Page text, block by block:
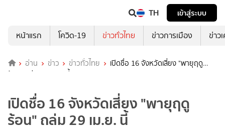
TH
เข้าสู่ระบบ
หน้าแรก
โควิด-19 ข่าวทั่วไทย ข่าวการเมือง ข่าว
อ่าน ข่าว ข่าวทั่วไทย
เปิดชื่อ 16 จังหวัดเสี่ยง "พายุฤดู
ร้อน" ถล่ม 29 เม.ย. นี้
เปิดชื่อ 16 จังหวัดเสี่ยง "พายุฤดู
ร้อน" ถล่ม 29 เม.ย. นี้